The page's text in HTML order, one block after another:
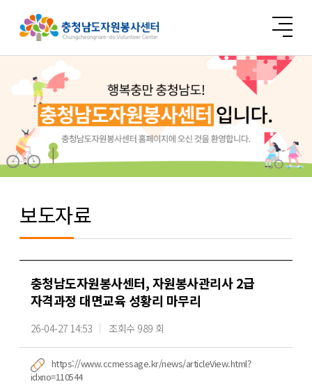
보도자료
충청남도자원봉사센터, 자원봉사관리사 2급
자격과정 대면교육 성황리 마무리
26-04-27 14:53 조회수 989 회
https://www.ccmessage.kr/news/articleView.html?
idxno=110544